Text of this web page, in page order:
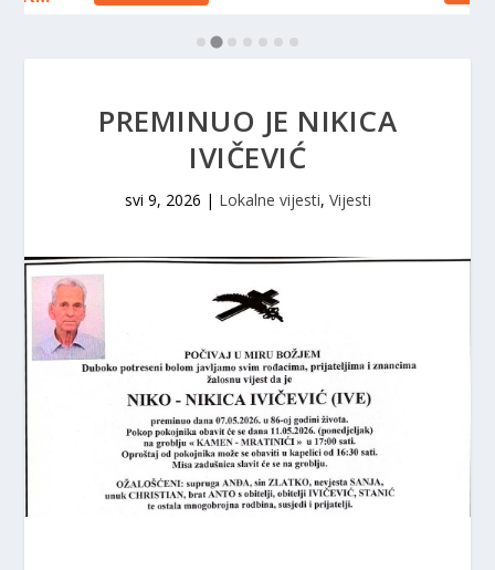
PREMINUO JE NIKICA
IVIČEVIĆ
svi 9, 2026 | Lokalne vijesti, Vijesti